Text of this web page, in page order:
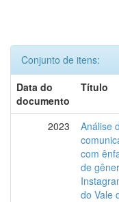
Conjunto de itens:
Data do
documento
Título
2023
Análise
com
de
do Vale